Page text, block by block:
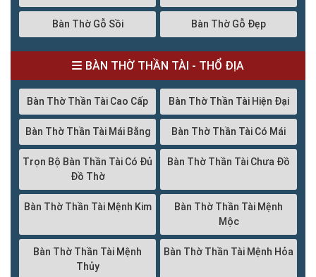
Bàn Thờ Gỗ Sồi Bàn Thờ Gỗ Đẹp
BÀN THỜ THẦN TÀI - THỔ ĐỊA
Bàn Thờ Thần Tài Cao Cấp Bàn Thờ Thần Tài Hiện Đại
Bàn Thờ Thần Tài Mái Bằng Bàn Thờ Thần Tài Có Mái
Trọn Bộ Bàn Thần Tài Có Đủ
Đồ Thờ
Bàn Thờ Thần Tài Chưa Đồ
Bàn Thờ Thần Tài Mệnh Kim
Bàn Thờ Thần Tài Mệnh
Mộc
Bàn Thờ Thần Tài Mệnh
Thủy
Bàn Thờ Thần Tài Mệnh Hỏa